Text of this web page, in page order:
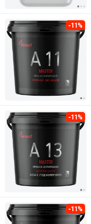
-11%
-11%
-11%